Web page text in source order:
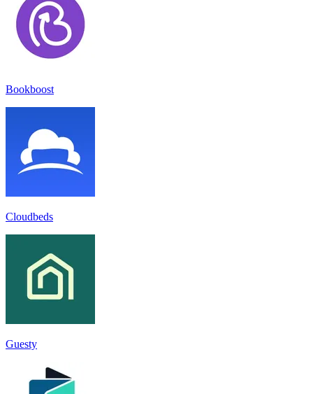
Bookboost
Cloudbeds
Guesty